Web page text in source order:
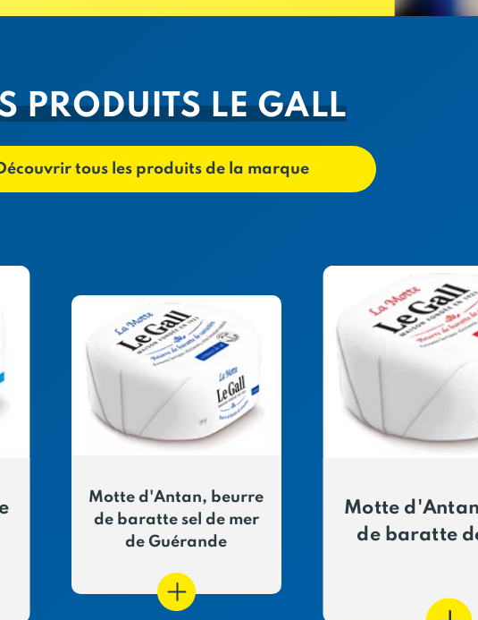
PRODUITS LE GALL
tous les produits de la marque
Motte d'Antan, beurre
de baratte sel de mer
de Guérande
Motte
de baratte